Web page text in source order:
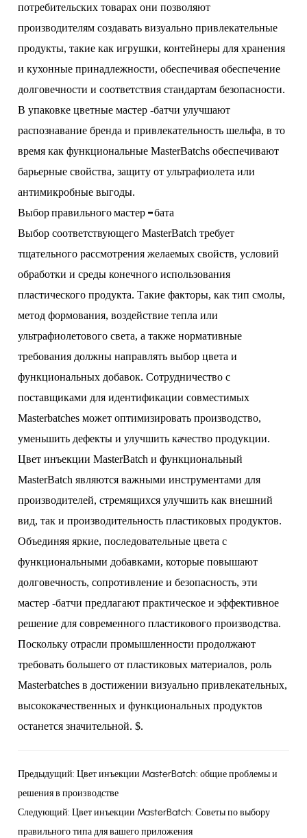
потребительских товарах они позволяют
производителям создавать визуально привлекательные
продукты, такие как игрушки, контейнеры для хранения
и кухонные принадлежности, обеспечивая обеспечение
долговечности и соответствия стандартам безопасности.
В упаковке цветные мастер -батчи улучшают
распознавание бренда и привлекательность шельфа, в то
время как функциональные MasterBatchs обеспечивают
барьерные свойства, защиту от ультрафиолета или
антимикробные выгоды.
Выбор правильного мастер -бата
Выбор соответствующего MasterBatch требует
тщательного рассмотрения желаемых свойств, условий
обработки и среды конечного использования
пластического продукта. Такие факторы, как тип смолы,
метод формования, воздействие тепла или
ультрафиолетового света, а также нормативные
требования должны направлять выбор цвета и
функциональных добавок. Сотрудничество с
поставщиками для идентификации совместимых
Masterbatches может оптимизировать производство,
уменьшить дефекты и улучшить качество продукции.
Цвет инъекции MasterBatch и функциональный
MasterBatch являются важными инструментами для
производителей, стремящихся улучшить как внешний
вид, так и производительность пластиковых продуктов.
Объединяя яркие, последовательные цвета с
функциональными добавками, которые повышают
долговечность, сопротивление и безопасность, эти
мастер -батчи предлагают практическое и эффективное
решение для современного пластикового производства.
Поскольку отрасли промышленности продолжают
требовать большего от пластиковых материалов, роль
Masterbatches в достижении визуально привлекательных,
высококачественных и функциональных продуктов
останется значительной. $.
Предыдущий: Цвет инъекции MasterBatch: общие проблемы и
решения в производстве
Следующий: Цвет инъекции MasterBatch: Советы по выбору
правильного типа для вашего приложения